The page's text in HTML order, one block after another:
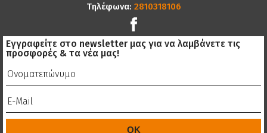
Τηλέφωνα: 2810318106
Εγγραφείτε στο newsletter μας για να λαμβάνετε τις
προσφορές & τα νέα μας!